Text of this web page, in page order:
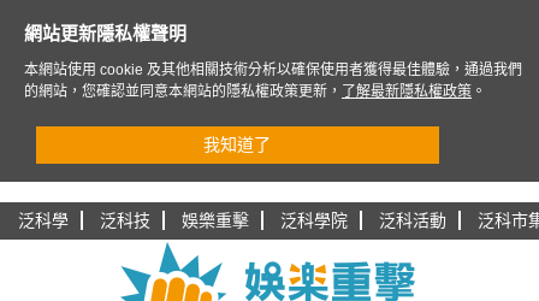
泛科學 泛科技 娛樂重擊 泛科學院 泛科活動 泛科市
網站更新隱私權聲明
本網站使用 cookie 及其他相關技術分析以確保使用者獲得最佳體驗，通過我們
的網站，您確認並同意本網站的隱私權政策更新，
了解最新隱私權政策 。
我知道了